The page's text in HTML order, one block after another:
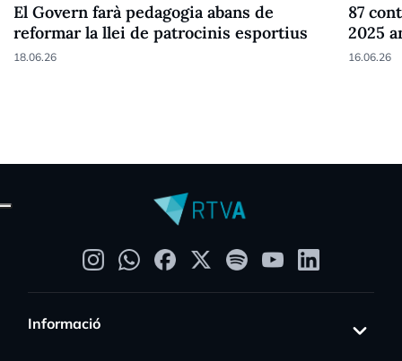
El Govern farà pedagogia abans de
reformar la llei de patrocinis esportius
18.06.26
87
2025
16.06.26
Informació